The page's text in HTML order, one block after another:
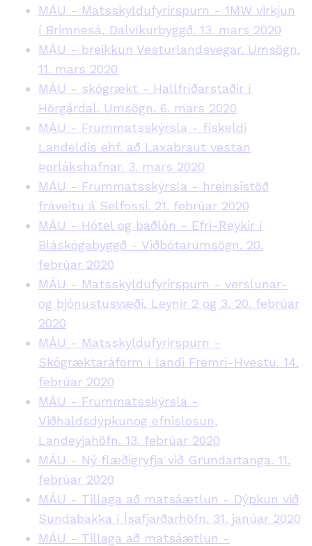
MÁU - Matsskyldufyrirspurn - 1MW virkjun
í Brimnesá, Dalvíkurbyggð. 13. mars 2020
MÁU - breikkun Vesturlandsvegar. Umsögn.
11. mars 2020
MÁU - skógrækt - Hallfríðarstaðir í
Hörgárdal. Umsögn. 6. mars 2020
MÁU - Frummatsskýrsla - fiskeldi
Landeldis ehf. að Laxabraut vestan
Þorlákshafnar. 3. mars 2020
MÁU - Frummatsskýrsla - hreinsistöð
fráveitu á Selfossi. 21. febrúar 2020
MÁU - Hótel og baðlón - Efri-Reykir í
Bláskógabyggð - Viðbótarumsögn. 20.
febrúar 2020
MÁU - Matsskyldufyrirspurn - verslunar-
og þjónustusvæði, Leynir 2 og 3. 20. febrúar
2020
MÁU - Matsskyldufyrirspurn -
Skógræktaráform í landi Fremri-Hvestu. 14.
febrúar 2020
MÁU - Frummatsskýrsla -
Viðhaldsdýpkunog efnislosun,
Landeyjahöfn. 13. febrúar 2020
MÁU - Ný flæðigryfja við Grundartanga. 11.
febrúar 2020
MÁU - Tillaga að matsáætlun - Dýpkun við
Sundabakka í Ísafjarðarhöfn. 31. janúar 2020
MÁU - Tillaga að matsáætlun -